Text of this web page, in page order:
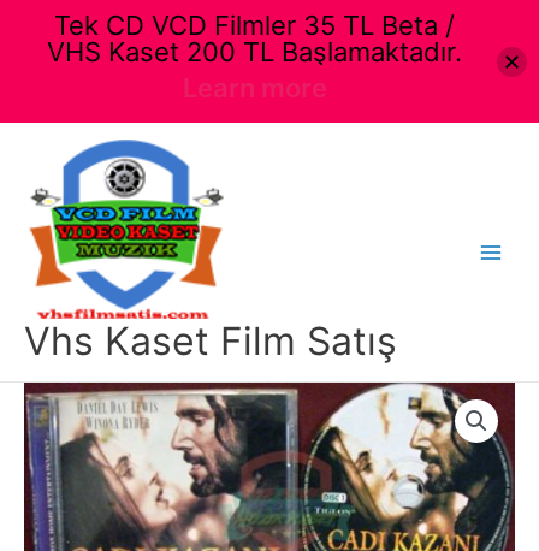
Vhs Kaset Film Satış
Tek CD VCD Filmler 35 TL Beta /
VHS Kaset 200 TL Başlamaktadır.
Learn more